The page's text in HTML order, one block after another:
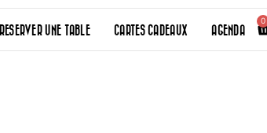
RESERVER UNE TABLE CARTES CADEAUX AGENDA
0